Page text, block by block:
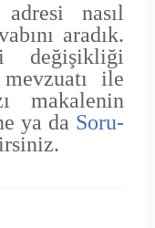
nasıl
aradık.
değişikliği
ile
makalenin
ya da Soru-